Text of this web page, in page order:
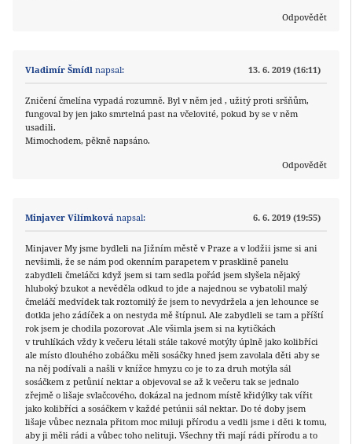
Odpovědět
Vladimír Šmídl napsal: 13. 6. 2019 (16:11)
Zničení čmelína vypadá rozumně. Byl v něm jed , užitý proti sršňům,
fungoval by jen jako smrtelná past na včelovité, pokud by se v něm
usadili.
Mimochodem, pěkně napsáno.
Odpovědět
Minjaver Vilímková napsal: 6. 6. 2019 (19:55)
Minjaver My jsme bydleli na Jižním městě v Praze a v lodžii jsme si ani
nevšimli, že se nám pod okenním parapetem v prasklině panelu
zabydleli čmeláčci když jsem si tam sedla pořád jsem slyšela nějaký
hluboký bzukot a nevěděla odkud to jde a najednou se vybatolil malý
čmeláčí medvídek tak roztomilý že jsem to nevydržela a jen lehounce se
dotkla jeho zádíček a on nestyda mě štípnul. Ale zabydleli se tam a příští
rok jsem je chodila pozorovat .Ale všimla jsem si na kytičkách
v truhlíkách vždy k večeru létali stále takové motýly úplně jako kolibříci
ale místo dlouhého zobáčku měli sosáčky hned jsem zavolala děti aby se
na něj podívali a našli v knížce hmyzu co je to za druh motýla sál
sosáčkem z petůnií nektar a objevoval se až k večeru tak se jednalo
zřejmě o lišaje svlačcového, dokázal na jednom místě křidýlky tak vířit
jako kolibříci a sosáčkem v každé petúnii sál nektar. Do té doby jsem
lišaje vůbec neznala přitom moc miluji přírodu a vedli jsme i děti k tomu,
aby ji měli rádi a vůbec toho nelituji. Všechny tři mají rádi přírodu a to